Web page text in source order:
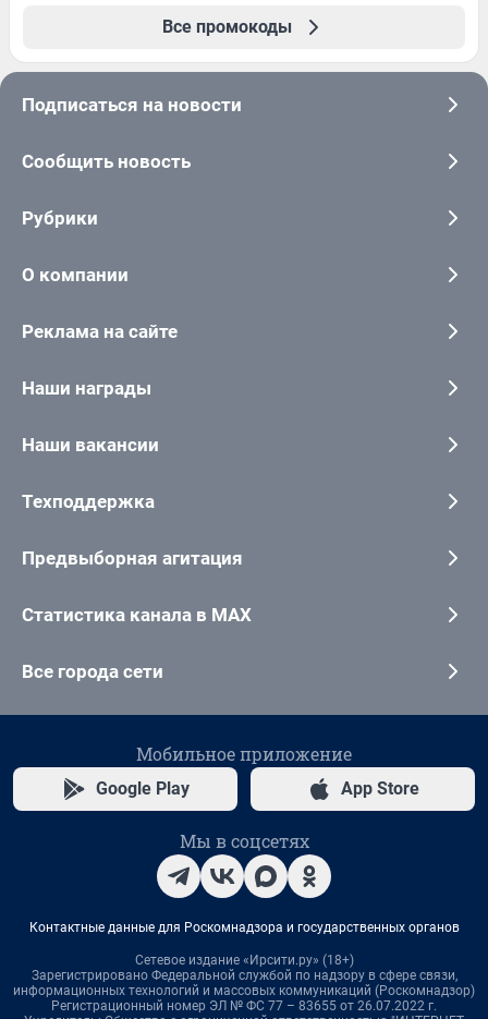
Все промокоды
Подписаться на новости
Сообщить новость
Рубрики
О компании
Реклама на сайте
Наши награды
Наши вакансии
Техподдержка
Предвыборная агитация
Статистика канала в MAX
Все города сети
Мобильное приложение
Google Play App Store
Мы в соцсетях
Контактные данные для Роскомнадзора и государственных органов
Сетевое издание «Ирсити.ру» (18+)
Зарегистрировано Федеральной службой по надзору в сфере связи,
информационных технологий и массовых коммуникаций (Роскомнадзор)
Регистрационный номер ЭЛ № ФС 77 – 83655 от 26.07.2022 г.